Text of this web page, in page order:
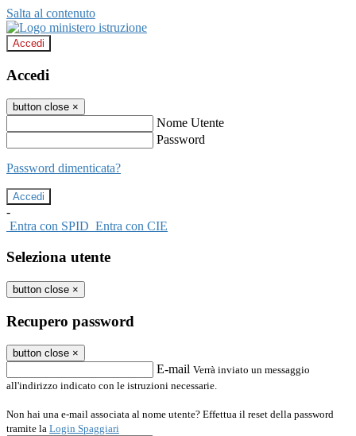
Salta al contenuto
Accedi
Accedi
button close ×
Nome Utente
Password
Password dimenticata?
-
Entra con SPID Entra con CIE
Seleziona utente
button close ×
Recupero password
button close ×
E-mail Verrà inviato un messaggio
all'indirizzo indicato con le istruzioni necessarie.
Non hai una e-mail associata al nome utente? Effettua il reset della password
tramite la Login Spaggiari